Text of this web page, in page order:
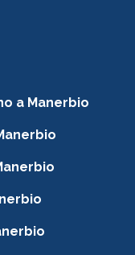
a Manerbio